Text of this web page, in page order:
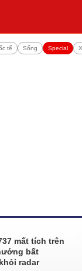
tế Sống Special
mất tích trên
bất
radar